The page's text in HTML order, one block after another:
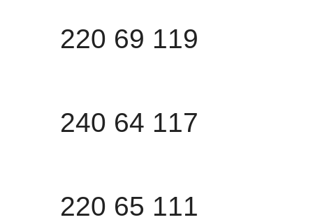
220 69 119
240 64 117
220 65 111